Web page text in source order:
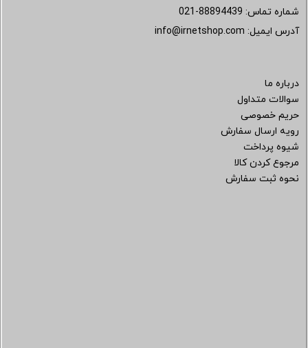
شماره تماس: 021-88894439
آدرس ایمیل: info@irnetshop.com
درباره ما
سوالات متداول
حریم خصوصی
رویه ارسال سفارش
شیوه پرداخت
مرجوع کردن کالا
نحوه ثبت سفارش